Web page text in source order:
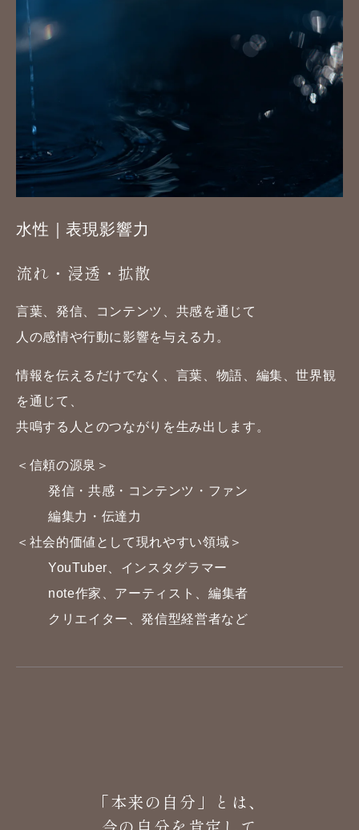
水性｜表現影響力
流れ・浸透・拡散
言葉、発信、コンテンツ、共感を通じて
人の感情や行動に影響を与える力。
情報を伝えるだけでなく、言葉、物語、編集、世界観
を通じて、
共鳴する人とのつながりを生み出します。
＜信頼の源泉＞
発信・共感・コンテンツ・ファン
編集力・伝達力
＜社会的価値として現れやすい領域＞
YouTuber、インスタグラマー
note作家、アーティスト、編集者
クリエイター、発信型経営者など
「本来の自分」とは、